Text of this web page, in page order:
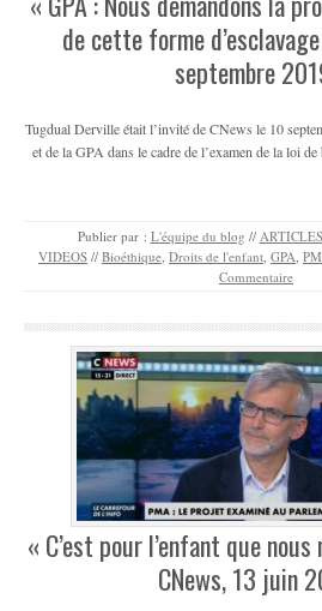
de cette forme
septembre
Tugdual Derville était l’invité de CNews le 10
et de la GPA dans le cadre de l’examen de la loi
Publier par : L'équipe du blog // ARTICLES
VIDEOS // Bioéthique Droits de l'enfant GPA
Commentaire
« C’est pour l’enfant que
CNews, 13 juin